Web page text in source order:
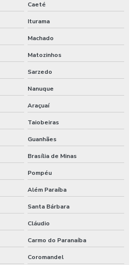
Caeté
Iturama
Machado
Matozinhos
Sarzedo
Nanuque
Araçuaí
Taiobeiras
Guanhães
Brasília de Minas
Pompéu
Além Paraíba
Santa Bárbara
Cláudio
Carmo do Paranaíba
Coromandel